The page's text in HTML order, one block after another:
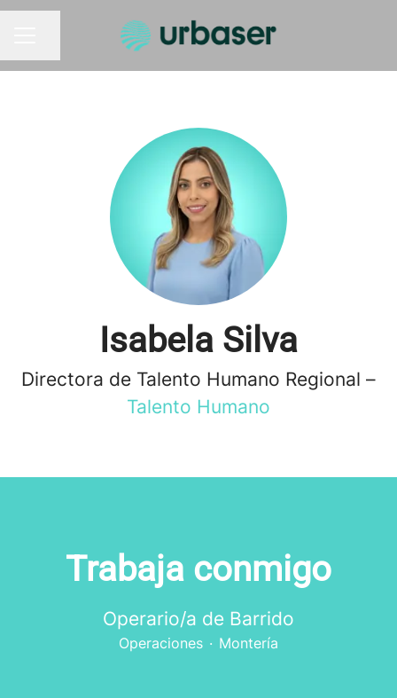
MENÚ DE EMPLEO
Compartir página
Isabela Silva
Directora de Talento Humano Regional –
Talento Humano
Trabaja conmigo
Operario/a de Barrido
Operaciones · Montería